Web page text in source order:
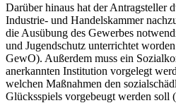
Darüber hinaus hat der Antragsteller
Industrie- und Handelskammer
die Ausübung des Gewerbes
und Jugendschutz unterrichtet
GewO). Außerdem muss ein
anerkannten Institution vorgelegt
welchen Maßnahmen den
Glücksspiels vorgebeugt werden soll